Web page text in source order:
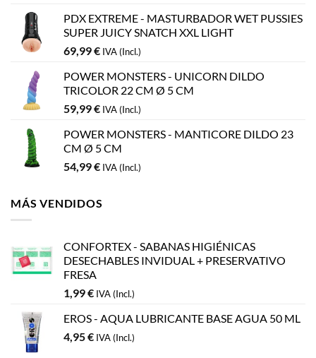
PDX EXTREME - MASTURBADOR WET PUSSIES
SUPER JUICY SNATCH XXL LIGHT
69,99€ IVA (Incl.)
POWER MONSTERS - UNICORN DILDO
TRICOLOR 22 CM Ø 5 CM
59,99€ IVA (Incl.)
POWER MONSTERS - MANTICORE DILDO 23
CM Ø 5 CM
54,99€ IVA (Incl.)
MÁS VENDIDOS
CONFORTEX - SABANAS HIGIÉNICAS
DESECHABLES INVIDUAL + PRESERVATIVO
FRESA
1,99€ IVA (Incl.)
EROS - AQUA LUBRICANTE BASE AGUA 50 ML
4,95€ IVA (Incl.)